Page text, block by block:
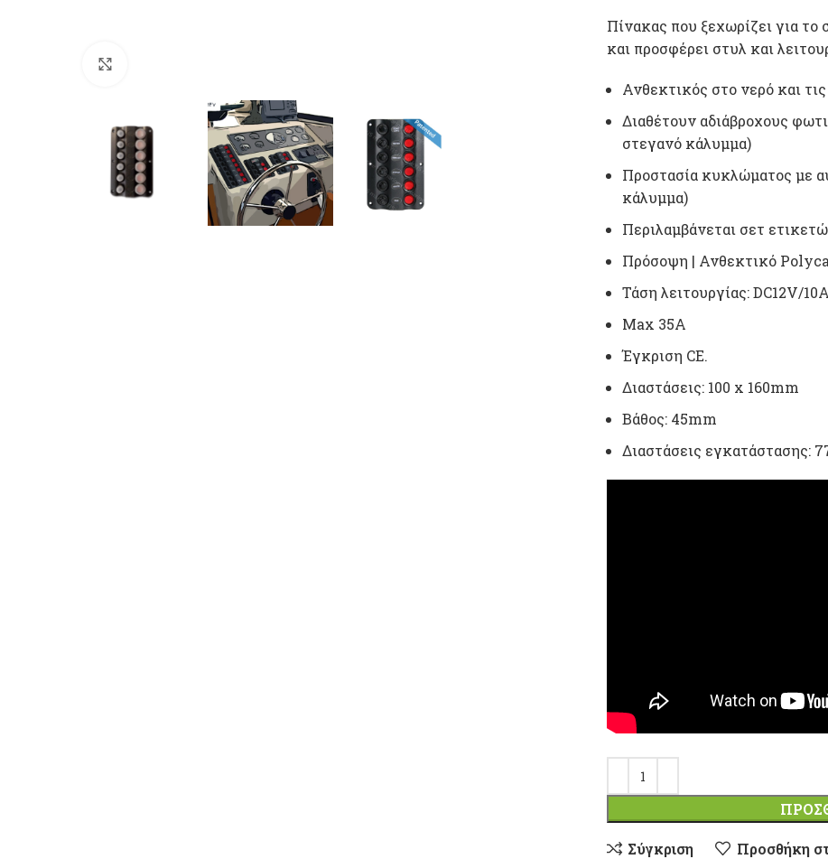
Πίνακας που ξεχωρίζει για το
και προσφέρει στυλ και
Ανθεκτικός στο νερό και
Διαθέτουν αδιάβροχους
στεγανό κάλυμμα)
Προστασία κυκλώματος με
κάλυμμα)
Περιλαμβάνεται σετ
Πρόσοψη | Ανθεκτικό
Τάση λειτουργίας: DC12V/10A
Μax 35A
Έγκριση CE.
Διαστάσεις: 100 x 160mm
Βάθος: 45mm
Διαστάσεις εγκατάστασης:
Σύγκριση
Προσθήκη